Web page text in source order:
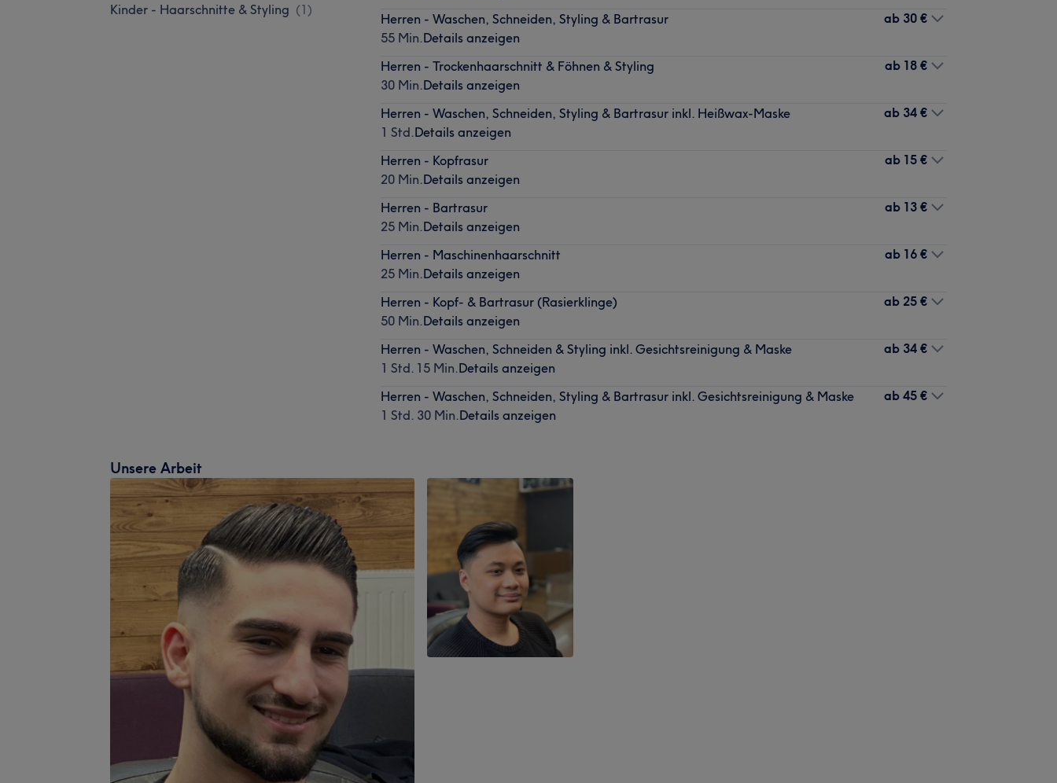
Kinder - Haarschnitte & Styling (1)
Herren - Waschen, Schneiden, Styling & Bartrasur
55 Min.Details anzeigen
ab 30 €
Herren - Trockenhaarschnitt & Föhnen & Styling
30 Min.Details anzeigen
ab 18 €
Herren - Waschen, Schneiden, Styling & Bartrasur inkl. Heißwax-Maske
1 Std.Details anzeigen
ab 34 €
Herren - Kopfrasur
20 Min.Details anzeigen
ab 15 €
Herren - Bartrasur
25 Min.Details anzeigen
ab 13 €
Herren - Maschinenhaarschnitt
25 Min.Details anzeigen
ab 16 €
Herren - Kopf- & Bartrasur (Rasierklinge)
50 Min.Details anzeigen
ab 25 €
Herren - Waschen, Schneiden & Styling inkl. Gesichtsreinigung & Maske
1 Std. 15 Min.Details anzeigen
ab 34 €
Herren - Waschen, Schneiden, Styling & Bartrasur inkl. Gesichtsreinigung & Maske
1 Std. 30 Min.Details anzeigen
ab 45 €
Unsere Arbeit